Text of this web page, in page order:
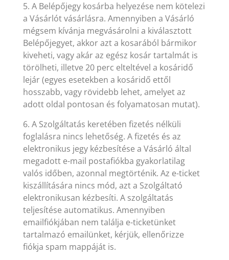
5. A Belépőjegy kosárba helyezése nem kötelezi
a Vásárlót vásárlásra. Amennyiben a Vásárló
mégsem kívánja megvásárolni a kiválasztott
Belépőjegyet, akkor azt a kosarából bármikor
kiveheti, vagy akár az egész kosár tartalmát is
törölheti, illetve 20 perc elteltével a kosáridő
lejár (egyes esetekben a kosáridő ettől
hosszabb, vagy rövidebb lehet, amelyet az
adott oldal pontosan és folyamatosan mutat).
6. A Szolgáltatás keretében fizetés nélküli
foglalásra nincs lehetőség. A fizetés és az
elektronikus jegy kézbesítése a Vásárló által
megadott e-mail postafiókba gyakorlatilag
valós időben, azonnal megtörténik. Az e-ticket
kiszállítására nincs mód, azt a Szolgáltató
elektronikusan kézbesíti. A szolgáltatás
teljesítése automatikus. Amennyiben
emailfiókjában nem találja e-ticketünket
tartalmazó emailünket, kérjük, ellenőrizze
fiókja spam mappáját is.